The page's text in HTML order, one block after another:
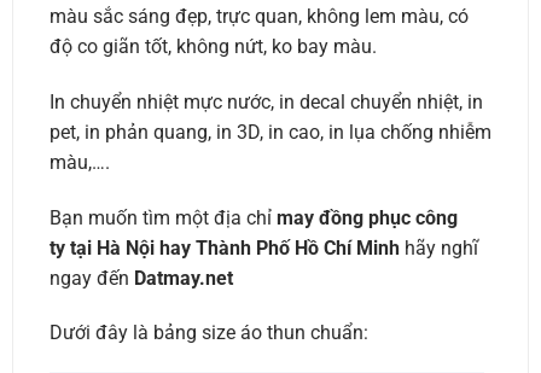
màu sắc sáng đẹp, trực quan, không lem màu, có
độ co giãn tốt, không nứt, ko bay màu.
In chuyển nhiệt mực nước, in decal chuyển nhiệt, in
pet, in phản quang, in 3D, in cao, in lụa chống nhiễm
màu,….
Bạn muốn tìm một địa chỉ may đồng phục công
ty tại Hà Nội hay Thành Phố Hồ Chí Minhhãy nghĩ
ngay đến Datmay.net
Dưới đây là bảng size áo thun chuẩn: